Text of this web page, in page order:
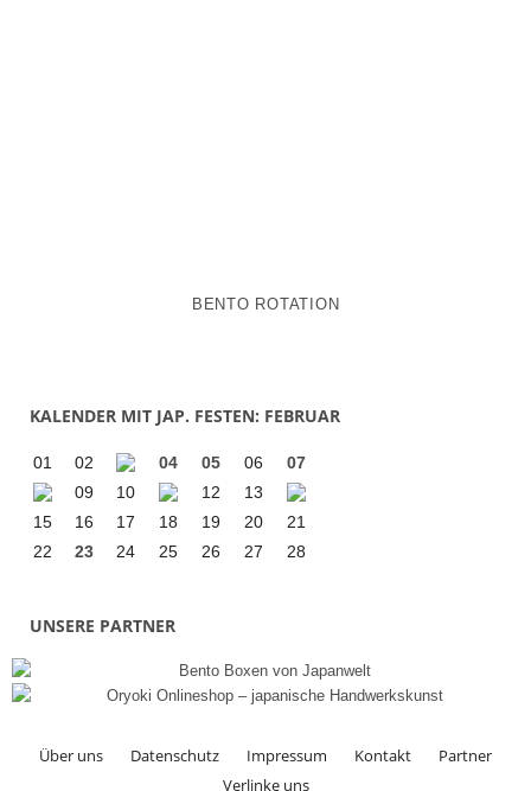
BENTO ROTATION
KALENDER MIT JAP. FESTEN: FEBRUAR
01 02 04 05 06
07
09
10 12
13
15
16 17 18 19 20
21
22
23 24 25 26 27 28
UNSERE PARTNER
Über uns Datenschutz Impressum Kontakt
Partner
Verlinke uns